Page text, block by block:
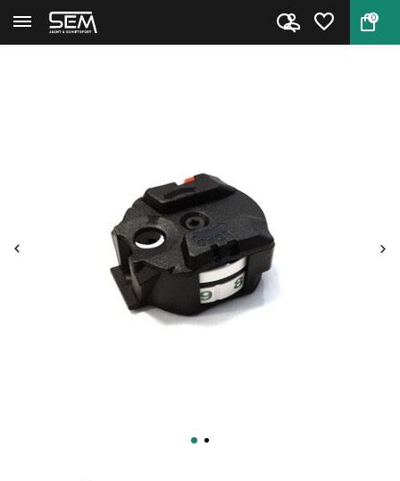
0
Terug Home Magazijn voor Gamo Replay 10 M...